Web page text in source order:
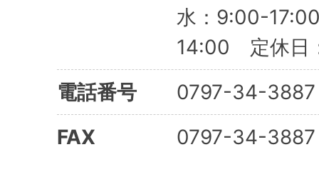
水：9:00-
14:00 定休日
電話番号
0797-34-3887
FAX
0797-34-3887